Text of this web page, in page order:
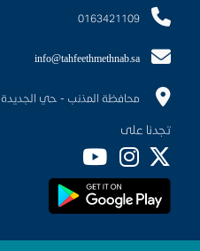
0163421109
info@tahfeethmethnab.sa
محافظة المذنب - حي الجديدة
تجدنا على